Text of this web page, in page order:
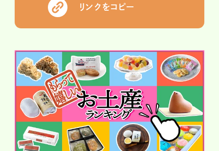
リンクをコピー